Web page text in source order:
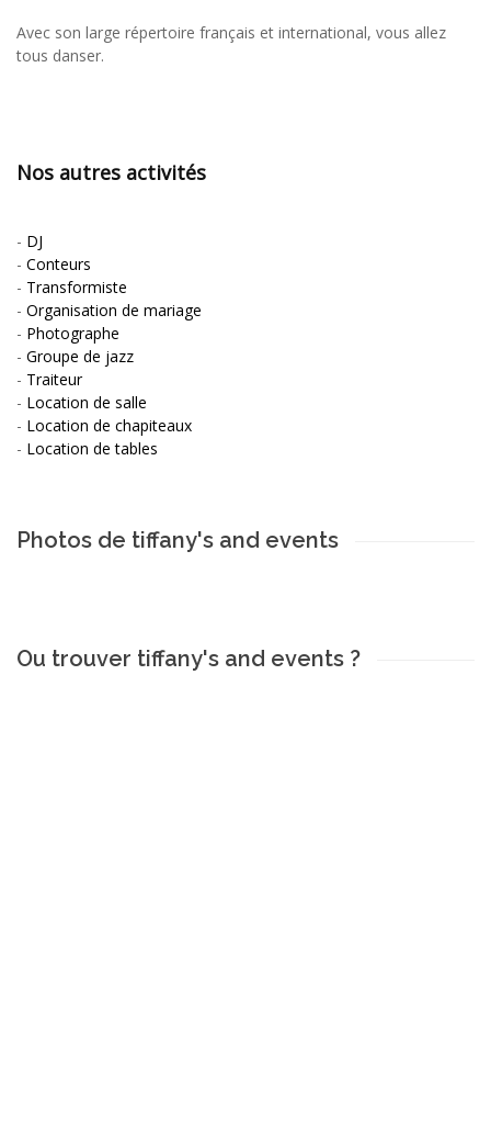
Avec son large répertoire français et international, vous allez
tous danser.
Nos autres activités
- DJ
- Conteurs
- Transformiste
- Organisation de mariage
- Photographe
- Groupe de jazz
- Traiteur
- Location de salle
- Location de chapiteaux
- Location de tables
Photos de tiffany's and events
Ou trouver tiffany's and events ?